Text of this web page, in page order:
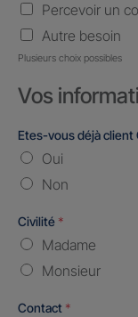
Percevoir un
Autre besoin
Plusieurs choix possibles
Vos
Etes-vous déjà client
Oui
Non
Civilité *
Madame
Monsieur
Contact *